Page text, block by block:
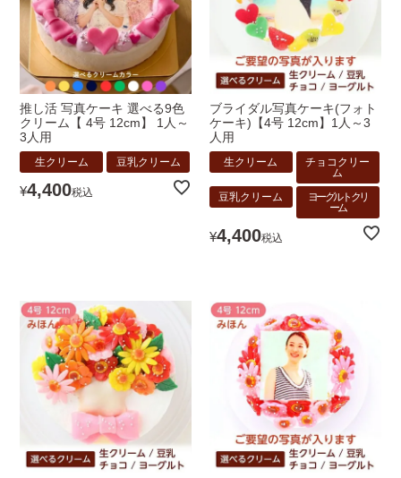
推し活 写真ケーキ 選べる9色
クリーム【 4号 12cm】 1人～
3人用
生クリーム 豆乳クリーム
¥4,400税込
ブライダル写真ケーキ(フォト
ケーキ)【4号 12cm】1人～3
人用
生クリーム
チョコクリー
ム
豆乳クリーム
ヨーグルトクリ
ーム
¥4,400税込